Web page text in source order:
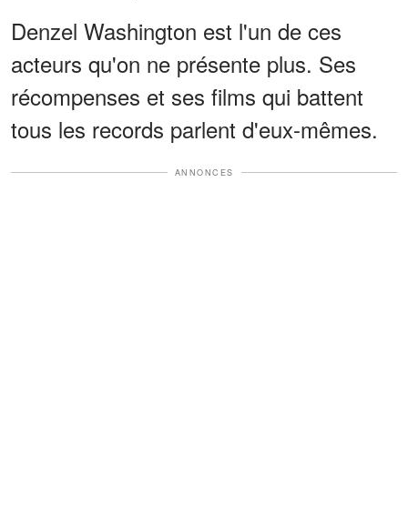
Denzel Washington est l'un de ces
acteurs qu'on ne présente plus. Ses
récompenses et ses films qui battent
tous les records parlent d'eux-mêmes.
ANNONCES